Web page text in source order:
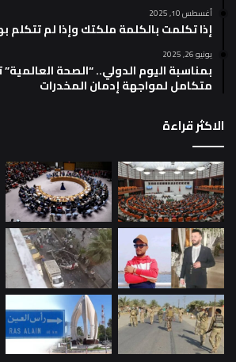
أغسطس 10, 2025
إذا تكلمت بالكلمة ملكتك وإذا لم تتكلم
يونيو 26, 2025
بمناسبة اليوم الدولي.. “الصحة
متكامل لمواجهة إدمان المخدرات
الاكثر قراءة